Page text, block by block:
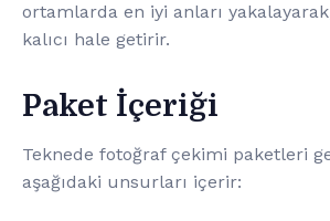
ortamlarda en iyi anları yakalayarak,
kalıcı hale getirir.
Paket İçeriği
Teknede fotoğraf çekimi paketleri
aşağıdaki unsurları içerir: